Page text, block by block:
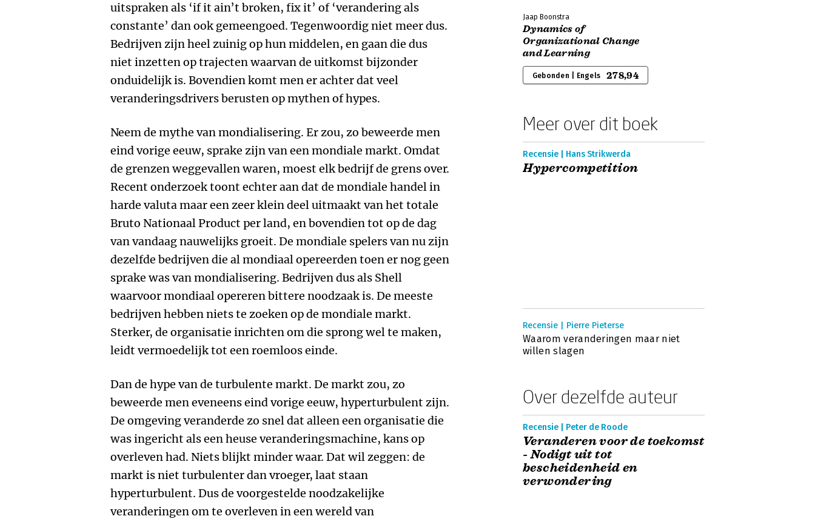
uitspraken als ‘if it ain’t broken, fix it’ of ‘verandering als
constante’ dan ook gemeengoed. Tegenwoordig niet meer dus.
Bedrijven zijn heel zuinig op hun middelen, en gaan die dus
niet inzetten op trajecten waarvan de uitkomst bijzonder
onduidelijk is. Bovendien komt men er achter dat veel
veranderingsdrivers berusten op mythen of hypes.
Neem de mythe van mondialisering. Er zou, zo beweerde men
eind vorige eeuw, sprake zijn van een mondiale markt. Omdat
de grenzen weggevallen waren, moest elk bedrijf de grens over.
Recent onderzoek toont echter aan dat de mondiale handel in
harde valuta maar een zeer klein deel uitmaakt van het totale
Bruto Nationaal Product per land, en bovendien tot op de dag
van vandaag nauwelijks groeit. De mondiale spelers van nu zijn
dezelfde bedrijven die al mondiaal opereerden toen er nog geen
sprake was van mondialisering. Bedrijven dus als Shell
waarvoor mondiaal opereren bittere noodzaak is. De meeste
bedrijven hebben niets te zoeken op de mondiale markt.
Sterker, de organisatie inrichten om die sprong wel te maken,
leidt vermoedelijk tot een roemloos einde.
Dan de hype van de turbulente markt. De markt zou, zo
beweerde men eveneens eind vorige eeuw, hyperturbulent zijn.
De omgeving veranderde zo snel dat alleen een organisatie die
was ingericht als een heuse veranderingsmachine, kans op
overleven had. Niets blijkt minder waar. Dat wil zeggen: de
markt is niet turbulenter dan vroeger, laat staan
hyperturbulent. Dus de voorgestelde noodzakelijke
veranderingen om te overleven in een wereld van
Jaap Boonstra
Dynamics of
Organizational Change
and Learning
Gebonden | Engels 278,94
Meer over dit boek
Recensie | Hans Strikwerda
Hypercompetition
Recensie | Pierre Pieterse
Waarom veranderingen maar niet
willen slagen
Over dezelfde auteur
Recensie | Peter de Roode
Veranderen voor de toekomst
- Nodigt uit tot
bescheidenheid en
verwondering